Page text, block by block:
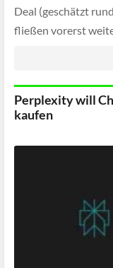
Deal (geschätzt
fließen vorerst
Perplexity will
kaufen